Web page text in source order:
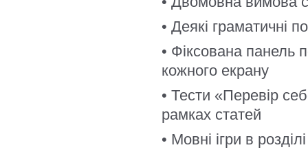
• Деякі граматичні
• Фіксована панель
кожного екрану
• Тести «Перевір
рамках статей
• Мовні ігри в